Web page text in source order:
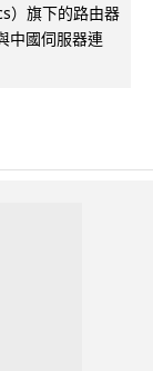
）旗下的路由器
中國伺服器連